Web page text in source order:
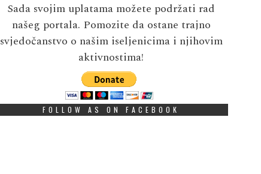
Sada svojim uplatama možete podržati rad
našeg portala. Pomozite da ostane trajno
svjedočanstvo o našim iseljenicima i njihovim
aktivnostima!
FOLLOW AS ON FACEBOOK